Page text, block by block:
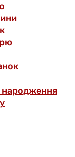
народження